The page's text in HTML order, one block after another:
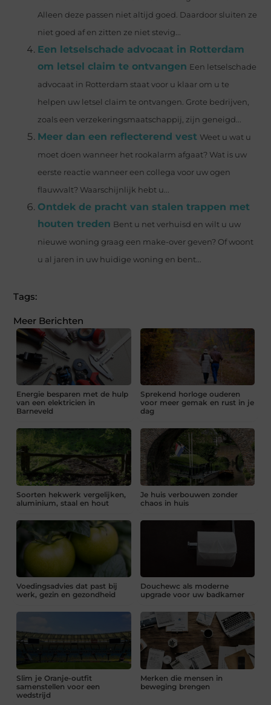
Alleen deze passen niet altijd goed. Daardoor sluiten ze
niet goed af en zitten ze niet stevig...
Een letselschade advocaat in Rotterdam
om letsel claim te ontvangen Een letselschade
advocaat in Rotterdam staat voor u klaar om u te
helpen uw letsel claim te ontvangen. Grote bedrijven,
zoals een verzekeringsmaatschappij, zijn geneigd...
Meer dan een reflecterend vest Weet u wat u
moet doen wanneer het rookalarm afgaat? Wat is uw
eerste reactie wanneer een collega voor uw ogen
flauwvalt? Waarschijnlijk hebt u...
Ontdek de pracht van stalen trappen met
houten treden Bent u net verhuisd en wilt u uw
nieuwe woning graag een make-over geven? Of woont
u al jaren in uw huidige woning en bent...
Tags:
Meer Berichten
Energie besparen met de hulp
van een elektricien in
Barneveld
Sprekend horloge ouderen
voor meer gemak en rust in je
dag
Soorten hekwerk vergelijken,
aluminium, staal en hout
Je huis verbouwen zonder
chaos in huis
Voedingsadvies dat past bij
werk, gezin en gezondheid
Douchewc als moderne
upgrade voor uw badkamer
Slim je Oranje-outfit
samenstellen voor een
wedstrijd
Merken die mensen in
beweging brengen